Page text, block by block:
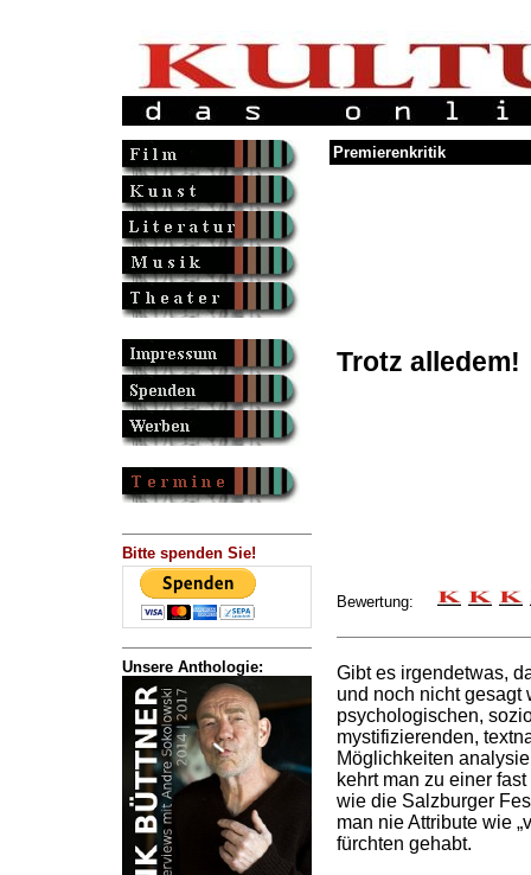
Bitte spenden Sie!
Unsere Anthologie:
Premierenkritik
Trotz alledem!
Bewertung:
Gibt es irgendetwas,
und noch nicht gesagt
psychologischen,
mystifizierenden,
Möglichkeiten
kehrt man zu einer
wie die Salzburger
man nie Attribute wie
fürchten gehabt.